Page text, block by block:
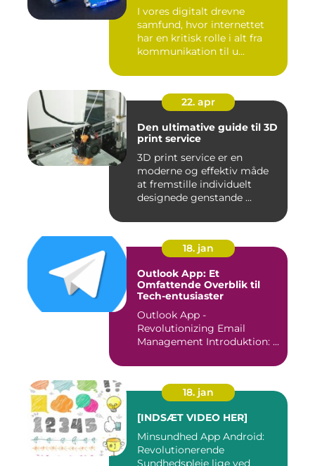
I vores digitalt drevne
samfund, hvor internettet
har en kritisk rolle i alt fra
kommunikation til u...
22. apr
Den ultimative guide til 3D
print service
3D print service er en
moderne og effektiv måde
at fremstille individuelt
designede genstande ...
18. jan
Outlook App: Et
Omfattende Overblik til
Tech-entusiaster
Outlook App -
Revolutionizing Email
Management Introduktion: ...
18. jan
[INDSÆT VIDEO HER]
Minsundhed App Android:
Revolutionerende
Sundhedspleje lige ved